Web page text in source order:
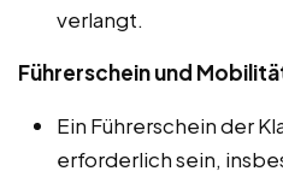
verlangt.
Führerschein und
Ein Führerschein der
erforderlich sein,